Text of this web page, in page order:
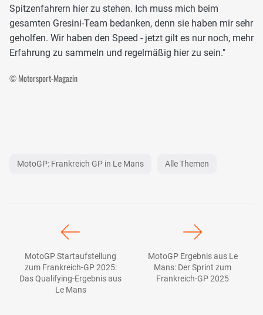
Spitzenfahrern hier zu stehen. Ich muss mich beim
gesamten Gresini-Team bedanken, denn sie haben mir sehr
geholfen. Wir haben den Speed - jetzt gilt es nur noch, mehr
Erfahrung zu sammeln und regelmäßig hier zu sein."
© Motorsport-Magazin
MotoGP: Frankreich GP in Le Mans Alle Themen
MotoGP Startaufstellung
zum Frankreich-GP 2025:
Das Qualifying-Ergebnis aus
Le Mans
MotoGP Ergebnis aus Le
Mans: Der Sprint zum
Frankreich-GP 2025